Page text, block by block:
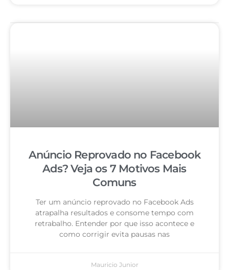
Anúncio Reprovado no Facebook
Ads? Veja os 7 Motivos Mais
Comuns
Ter um anúncio reprovado no Facebook Ads
atrapalha resultados e consome tempo com
retrabalho. Entender por que isso acontece e
como corrigir evita pausas nas
Mauricio Junior